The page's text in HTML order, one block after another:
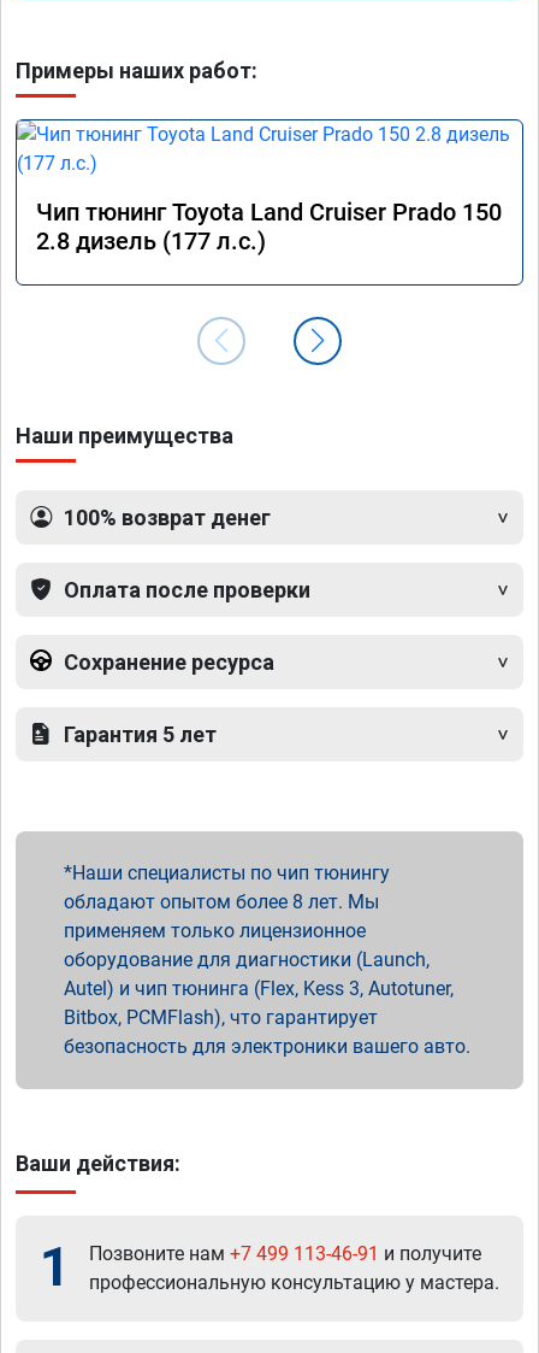
Примеры наших работ:
Чип тюнинг Toyota Land Cruiser Prado 150
2.8 дизель (177 л.с.)
Наши преимущества
100% возврат денег
Оплата после проверки
Сохранение ресурса
Гарантия 5 лет
Наши специалисты по чип тюнингу
обладают опытом более 8 лет. Мы
применяем только лицензионное
оборудование для диагностики (Launch,
Autel) и чип тюнинга (Flex, Kess 3, Autotuner,
Bitbox, PCMFlash), что гарантирует
безопасность для электроники вашего авто.
Ваши действия:
1 Позвоните нам +7 499 113-46-91 и получите
профессиональную консультацию у мастера.